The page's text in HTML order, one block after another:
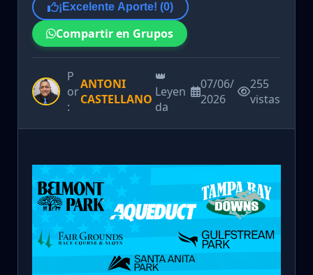
¡Excelente Aporte! (0)
Compartir en Grupos
P
or
:
ANTONI
CASTELLANO
👑
Leyen
da
07/06/
2026
255
vistas